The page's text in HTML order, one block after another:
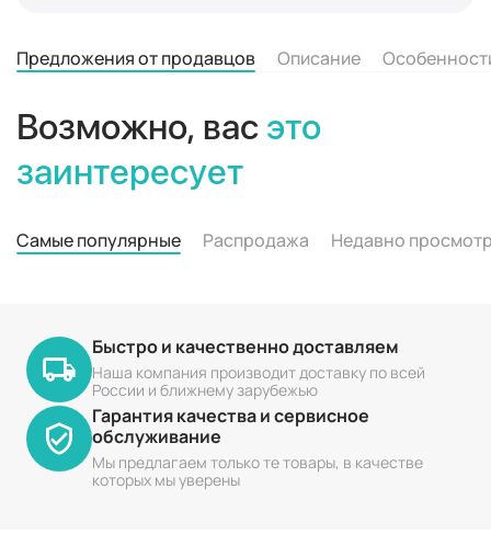
Предложения от продавцов Описание
Возможно, вас это
заинтересует
Самые популярные Распродажа Недавно
Быстро и качественно доставляем
Наша компания производит доставку по всей
России и ближнему зарубежью
Гарантия качества и сервисное
обслуживание
Мы предлагаем только те товары, в качестве
которых мы уверены